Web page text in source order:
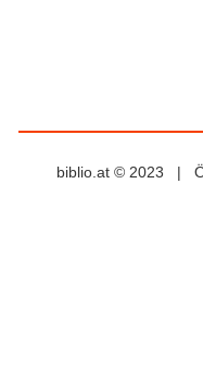
biblio.at © 2023 |